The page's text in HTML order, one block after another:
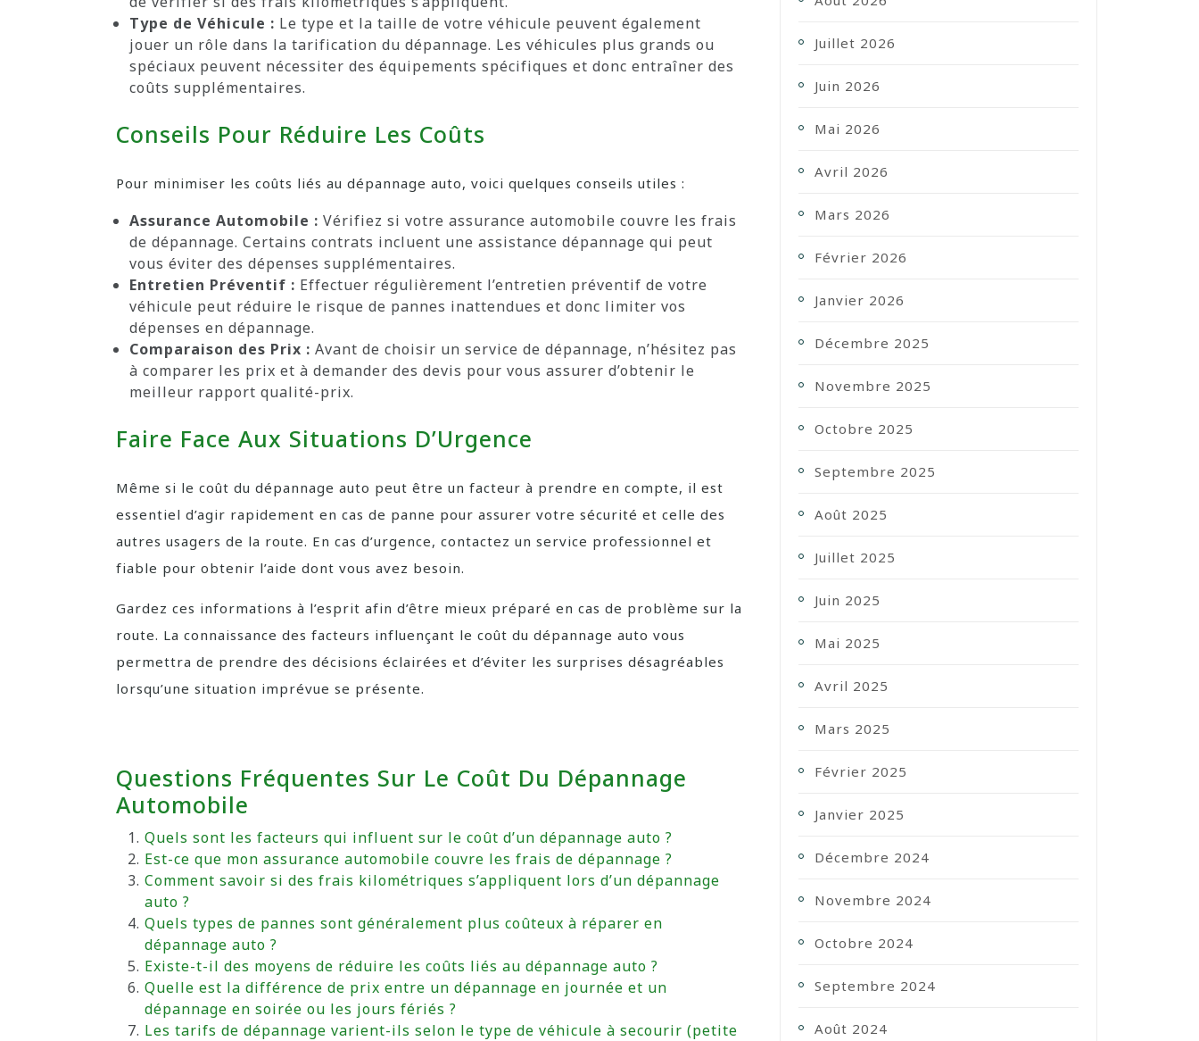
Type de Véhicule : Le type et la taille de votre véhicule peuvent également
jouer un rôle dans la tarification du dépannage. Les véhicules plus grands ou
spéciaux peuvent nécessiter des équipements spécifiques et donc entraîner des
coûts supplémentaires.
Conseils Pour Réduire Les Coûts
Pour minimiser les coûts liés au dépannage auto, voici quelques conseils utiles :
Assurance Automobile : Vérifiez si votre assurance automobile couvre les frais
de dépannage. Certains contrats incluent une assistance dépannage qui peut
vous éviter des dépenses supplémentaires.
Entretien Préventif : Effectuer régulièrement l’entretien préventif de votre
véhicule peut réduire le risque de pannes inattendues et donc limiter vos
dépenses en dépannage.
Comparaison des Prix : Avant de choisir un service de dépannage, n’hésitez pas
à comparer les prix et à demander des devis pour vous assurer d’obtenir le
meilleur rapport qualité-prix.
Faire Face Aux Situations D’Urgence
Même si le coût du dépannage auto peut être un facteur à prendre en compte, il est
essentiel d’agir rapidement en cas de panne pour assurer votre sécurité et celle des
autres usagers de la route. En cas d’urgence, contactez un service professionnel et
fiable pour obtenir l’aide dont vous avez besoin.
Gardez ces informations à l’esprit afin d’être mieux préparé en cas de problème sur la
route. La connaissance des facteurs influençant le coût du dépannage auto vous
permettra de prendre des décisions éclairées et d’éviter les surprises désagréables
lorsqu’une situation imprévue se présente.
Questions Fréquentes Sur Le Coût Du Dépannage
Automobile
Quels sont les facteurs qui influent sur le coût d’un dépannage auto ?
Est-ce que mon assurance automobile couvre les frais de dépannage ?
Comment savoir si des frais kilométriques s’appliquent lors d’un dépannage
auto ?
Quels types de pannes sont généralement plus coûteux à réparer en
dépannage auto ?
Existe-t-il des moyens de réduire les coûts liés au dépannage auto ?
Quelle est la différence de prix entre un dépannage en journée et un
dépannage en soirée ou les jours fériés ?
Les tarifs de dépannage varient-ils selon le type de véhicule à secourir (petite
Juillet 2026
Juin 2026
Mai 2026
Avril 2026
Mars 2026
Février 2026
Janvier 2026
Décembre 2025
Novembre 2025
Octobre 2025
Septembre 2025
Août 2025
Juillet 2025
Juin 2025
Mai 2025
Avril 2025
Mars 2025
Février 2025
Janvier 2025
Décembre 2024
Novembre 2024
Octobre 2024
Septembre 2024
Août 2024